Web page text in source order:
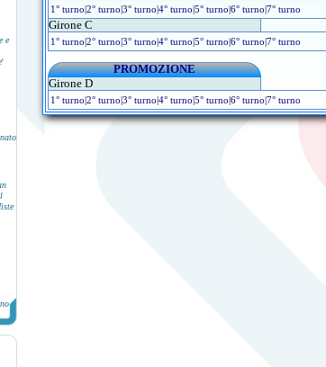
e
'
1° turno|2° turno|3° turno|4° turno|5° turno|6° turno|7° turno
Girone C
1° turno|2° turno|3° turno|4° turno|5° turno|6° turno|7° turno
PROMOZIONE
Girone D
1° turno|2° turno|3° turno|4° turno|5° turno|6° turno|7° turno